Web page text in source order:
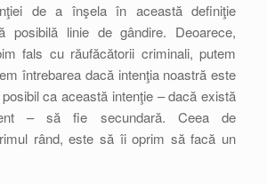
de a înşela în această definiţie
posibilă linie de gândire. Deoarece,
fals cu răufăcătorii criminali, putem
întrebarea dacă intenţia noastră este
ca această intenţie – dacă există
– să fie secundară. Ceea de
rând, este să îi oprim să facă un